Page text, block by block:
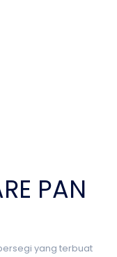
PAN
persegi yang terbuat